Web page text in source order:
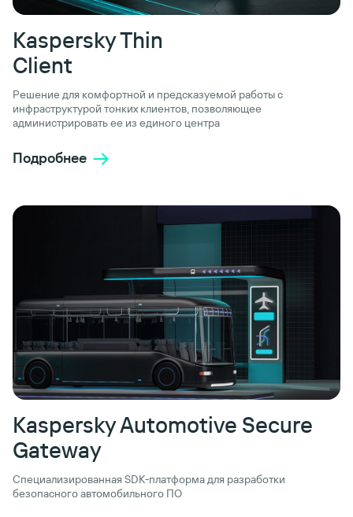
Kaspersky Thin
Client
Решение для комфортной и предсказуемой работы с
инфраструктурой тонких клиентов, позволяющее
администрировать ее из единого центра
Подробнее
Kaspersky Automotive Secure
Gateway
Специализированная SDK-платформа для разработки
безопасного автомобильного ПО